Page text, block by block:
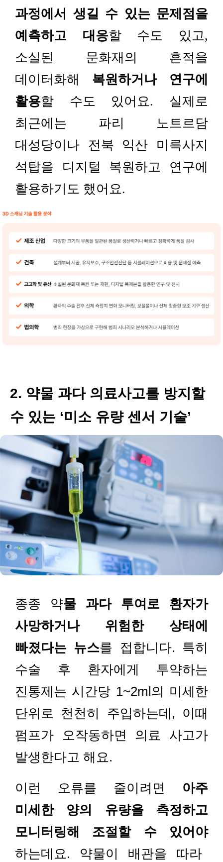
과정에서 생길 수 있는 문제점을
예측하고 대응할 수도 있고,
소실된 문화재의 흔적을
데이터화해 복원하거나 연구에
활용할 수도 있어요. 실제로
최근에는 파리 노트르담
대성당이나 전북 익산 미륵사지
석탑을 디지털 복원하고 연구에
활용하기도 했어요.
2. 약물 과다 의료사고를 방지할
수 있는 ‘미소 유량 센서 기술’
종종 약물 과다 투여로 환자가
사망하거나 위험한 상태에
빠졌다는 뉴스를 접합니다. 특히
수술 후 환자에게 투약하는
진통제는 시간당 1~2ml의 미세한
단위로 천천히 주입하는데, 이때
펌프가 오작동하면 의료 사고가
발생한다고 해요.
이런 오류를 줄이려면 아주
미세한 양의 유량을 측정하고
모니터링해 조절할 수 있어야
하는데요. 약물이 배관을 따라